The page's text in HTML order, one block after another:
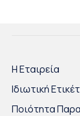
Η Εταιρεία
Ιδιωτική
Ποιότητα